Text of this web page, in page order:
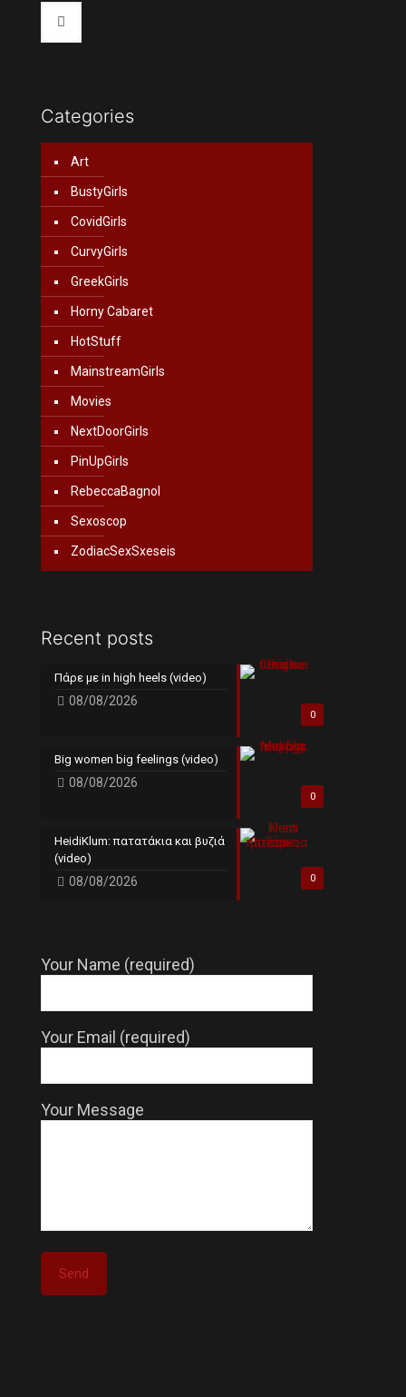
Categories
Art
BustyGirls
CovidGirls
CurvyGirls
GreekGirls
Horny Cabaret
HotStuff
MainstreamGirls
Movies
NextDoorGirls
PinUpGirls
RebeccaBagnol
Sexoscop
ZodiacSexSxeseis
Recent posts
0
Πάρε με in high heels (video)
08/08/2026
0
Big women big feelings (video)
08/08/2026
0
HeidiKlum: πατατάκια και βυζιά
(video)
08/08/2026
Your Name (required)
Your Email (required)
Your Message